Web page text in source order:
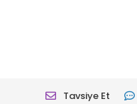
Tavsiye Et